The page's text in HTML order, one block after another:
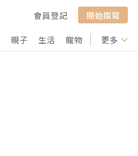
會員登記
開始撰寫
親子 生活 寵物 行山 打卡
更多